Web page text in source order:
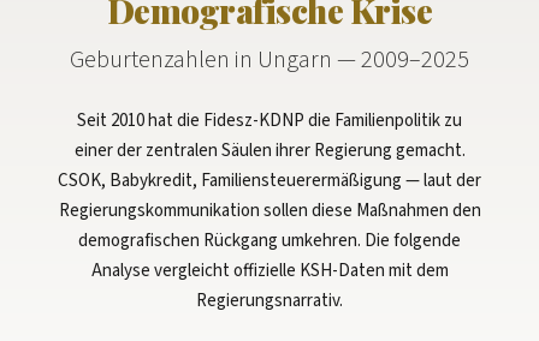
Demografische Krise
Geburtenzahlen in Ungarn — 2009–2025
Seit 2010 hat die Fidesz-KDNP die Familienpolitik zu
einer der zentralen Säulen ihrer Regierung gemacht.
CSOK, Babykredit, Familiensteuerermäßigung — laut der
Regierungskommunikation sollen diese Maßnahmen den
demografischen Rückgang umkehren. Die folgende
Analyse vergleicht offizielle KSH-Daten mit dem
Regierungsnarrativ.